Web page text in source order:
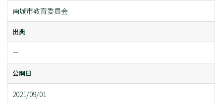
南城市教育委員会
出典
ー
公開日
2021/09/01